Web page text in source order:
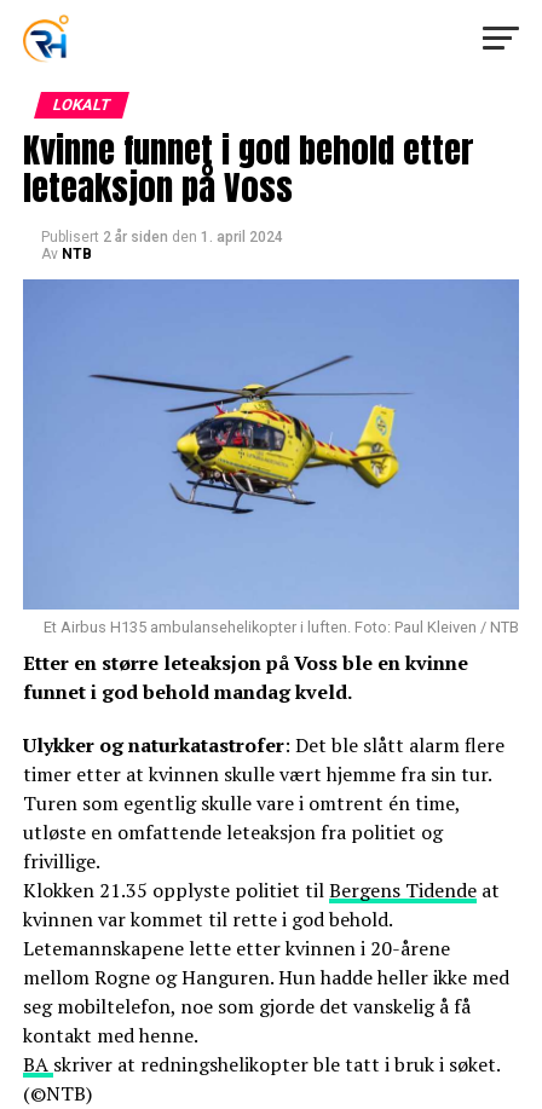
LOKALT
Kvinne funnet i god behold etter
leteaksjon på Voss
Publisert 2 år siden den 1. april 2024
Av NTB
Et Airbus H135 ambulansehelikopter i luften. Foto: Paul Kleiven / NTB
Etter en større leteaksjon på Voss ble en kvinne
funnet i god behold mandag kveld.
Ulykker og naturkatastrofer: Det ble slått alarm flere
timer etter at kvinnen skulle vært hjemme fra sin tur.
Turen som egentlig skulle vare i omtrent én time,
utløste en omfattende leteaksjon fra politiet og
frivillige.
Klokken 21.35 opplyste politiet tilBergens Tidendeat
kvinnen var kommet til rette i god behold.
Letemannskapene lette etter kvinnen i 20-årene
mellom Rogne og Hanguren. Hun hadde heller ikke med
seg mobiltelefon, noe som gjorde det vanskelig å få
kontakt med henne.
BA skriver at redningshelikopter ble tatt i bruk i søket.
(©NTB)